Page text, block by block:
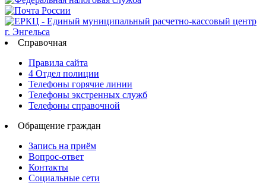
Справочная
Правила сайта
4 Отдел полиции
Телефоны горячие линии
Телефоны экстренных служб
Телефоны справочной
Обращение граждан
Запись на приём
Вопрос-ответ
Контакты
Социальные сети